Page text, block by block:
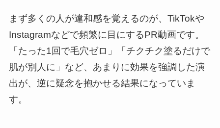
まず多くの人が違和感を覚えるのが、TikTokや
Instagramなどで頻繁に目にするPR動画です。
「たった1回で毛穴ゼロ」「チクチク塗るだけで
肌が別人に」など、あまりに効果を強調した演
出が、逆に疑念を抱かせる結果になっていま
す。